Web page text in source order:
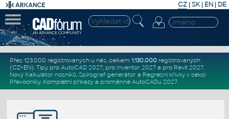
CZ | SK| EN | DE
Přes 123.000 registrovaných u nás, celkem 1.130.000registrovaných
(CZ+EN). Tipy pro AutoCAD 2027, pro Inventor 2027a pro Revit 2027.
Nový Kalkulátor nosníků, Spirograf generátor a Regresní křivkyv sekci
Převodníky. Kompletní příkazya proměnné AutoCADu 2027.